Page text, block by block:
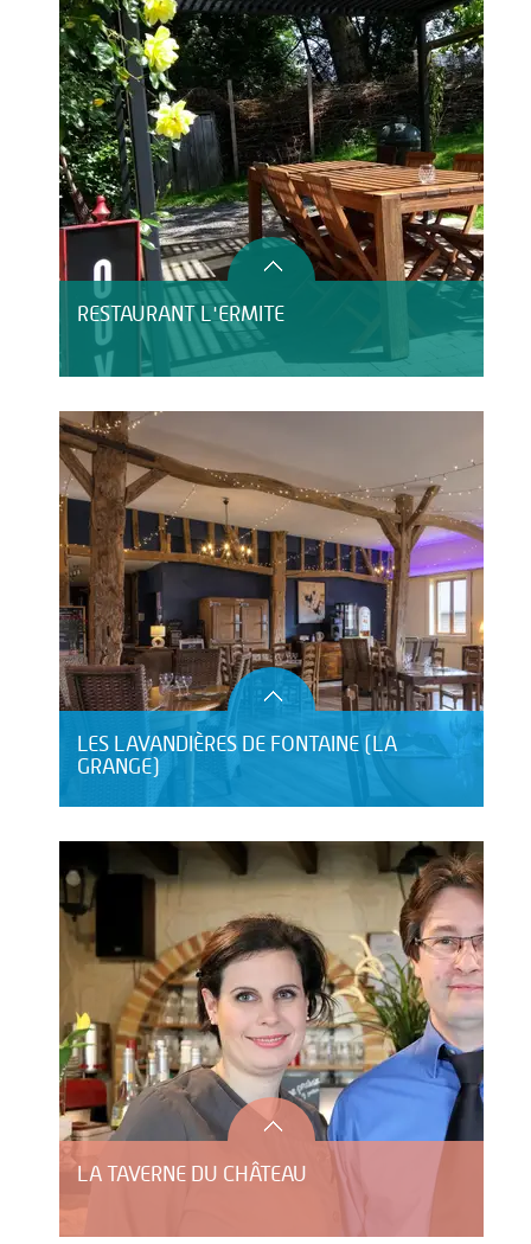
RESTAURANT L'ERMITE
LES LAVANDIÈRES DE FONTAINE (LA
GRANGE)
LA TAVERNE DU CHÂTEAU